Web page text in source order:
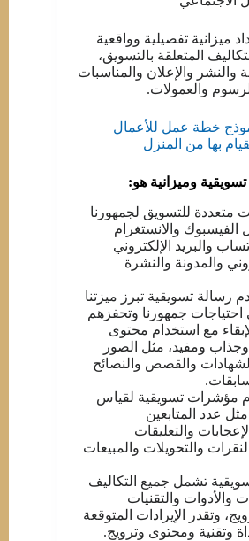
ميزانية تفصيلية وواقعية
المتعلقة بالتسويق،
والنشر والإعلان والمناسبات
والعمولات.
خطة عمل للأعمال
بها من المنزل
وميزانية هو:
متعددة للتسويق لجمهورنا
الفيسبوك والانستغرام
والبريد الإلكتروني
والمدونة والنشرة
تسويقية تبرز ميزتنا
احتياجات جمهورنا وتحفزهم
مع استخدام محتوى
ومفيد، مثل الصور
والقصص والنصائح
مؤشرات تسويقية لقياس
مثل عدد المتابعين
والتعليقات
والتحويلات والمبيعات
تشمل جميع التكاليف
والأدوات والتقنيات
وتقدر الإيرادات المتوقعة
وتقنية ومحتوى وترويج.